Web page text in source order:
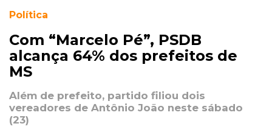
Política
Com “Marcelo Pé”, PSDB
alcança 64% dos prefeitos de
MS
Além de prefeito, partido filiou dois
vereadores de Antônio João neste sábado
(23)